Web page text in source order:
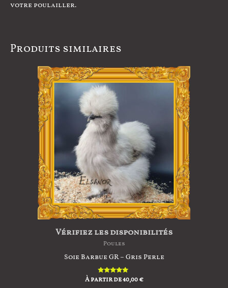
votre poulailler.
Produits similaires
Vérifiez les disponibilités
Poules
Soie Barbue GR – Gris Perle
Note
À partir de40,00€